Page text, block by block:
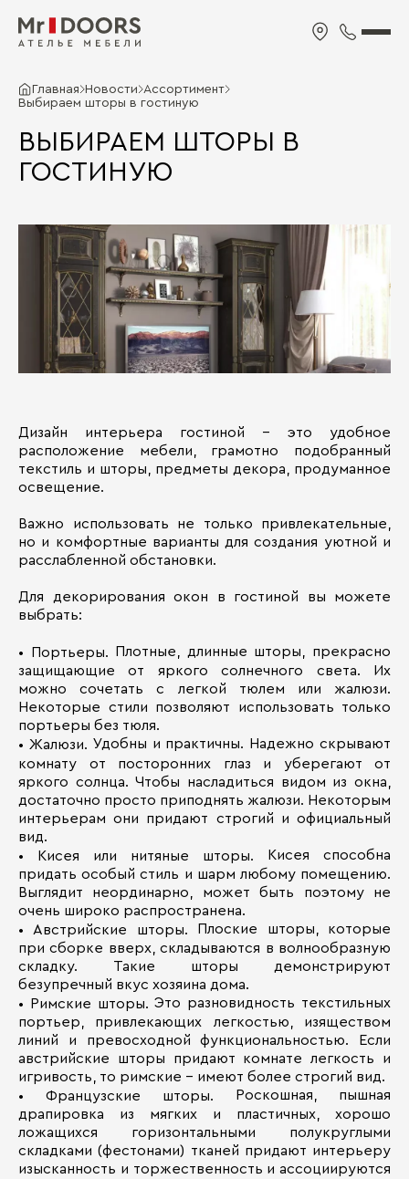
Главная Новости Ассортимент
Выбираем шторы в гостиную
ВЫБИРАЕМ ШТОРЫ В
ГОСТИНУЮ
Дизайн интерьера гостиной – это удобное
расположение мебели, грамотно подобранный
текстиль и шторы, предметы декора, продуманное
освещение.
Важно использовать не только привлекательные,
но и комфортные варианты для создания уютной и
расслабленной обстановки.
Для декорирования окон в гостиной вы можете
выбрать:
• Портьеры. Плотные, длинные шторы, прекрасно
защищающие от яркого солнечного света. Их
можно сочетать с легкой тюлем или жалюзи.
Некоторые стили позволяют использовать только
портьеры без тюля.
• Жалюзи. Удобны и практичны. Надежно скрывают
комнату от посторонних глаз и уберегают от
яркого солнца. Чтобы насладиться видом из окна,
достаточно просто приподнять жалюзи. Некоторым
интерьерам они придают строгий и официальный
вид.
• Кисея или нитяные шторы. Кисея способна
придать особый стиль и шарм любому помещению.
Выглядит неординарно, может быть поэтому не
очень широко распространена.
• Австрийские шторы. Плоские шторы, которые
при сборке вверх, складываются в волнообразную
складку. Такие шторы демонстрируют
безупречный вкус хозяина дома.
• Римские шторы.Это разновидность текстильных
портьер, привлекающих легкостью, изяществом
линий и превосходной функциональностью. Если
австрийские шторы придают комнате легкость и
игривость, то римские - имеют более строгий вид.
• Французские шторы.
Роскошная, пышная
драпировка из мягких и пластичных, хорошо
ложащихся горизонтальными полукруглыми
складками (фестонами) тканей придают интерьеру
изысканность и торжественность и ассоциируются